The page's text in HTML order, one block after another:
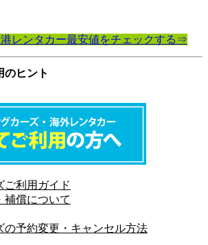
レンタカー最安値をチェックする⇒
のヒント
ご利用ガイド
補償について
の予約変更・キャンセル方法